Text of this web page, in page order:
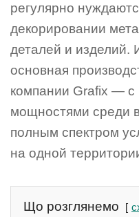
регулярно
декорировании
деталей и изделий.
основная
компании Grafix —
мощностями среди
полным спектром
на одной
Що розглянемо